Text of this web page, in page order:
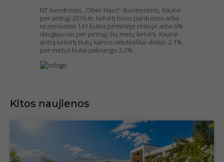
NT bendrovės „Ober-Haus“ duomenimis, Kaune
per antrąjį 2016 m. ketvirtį buvo parduotas arba
rezervuotas 141 butas pirminėje rinkoje arba 6%
daugiau nei per pirmąjį šių metų ketvirtį. Kaune
antrą ketvirtį butų kainos vidutiniškai didėjo 2,1%,
per metus butai pabrango 3,2%.
Kitos naujienos